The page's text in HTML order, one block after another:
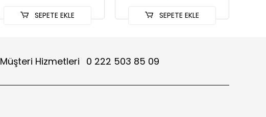
SEPETE EKLE SEPETE EKLE
Müşteri Hizmetleri 0 222 503 85 09